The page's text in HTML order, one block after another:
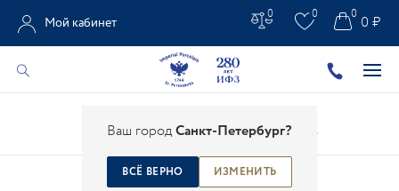
Ваш городСанкт-Петербург?
ВСЁ ВЕРНО ИЗМЕНИТЬ
Мой кабинет
0 0 0 ₽
0
Благотворительный фонд «Обнаженные сердца»